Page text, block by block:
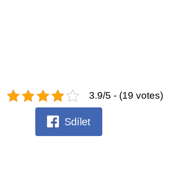
3.9/5 - (19 votes)
Sdílet